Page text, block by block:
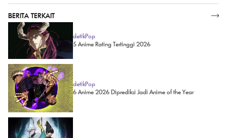
BERITA TERKAIT
detikPop
5 Anime Rating Tertinggi 2026
detikPop
6 Anime 2026 Diprediksi Jadi Anime of the Year